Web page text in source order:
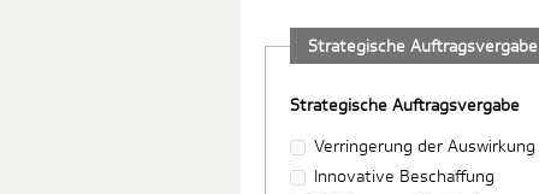
Strategische Auftragsvergabe
Strategische Auftragsvergabe
Verringerung der
Innovative Beschaffung